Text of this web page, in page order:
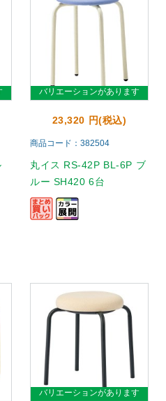
バリエーションがあります
23,320 円(税込)
商品コード：382504
丸イス RS-42P BL-6P ブ
ルー SH420 6台
バリエーションがあります